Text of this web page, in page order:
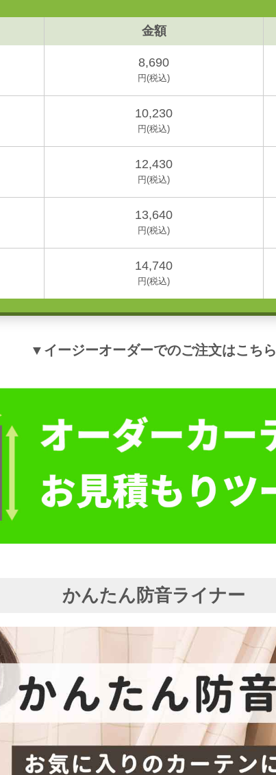
金額
8,690
円(税込)
10,230
円(税込)
12,430
円(税込)
13,640
円(税込)
14,740
円(税込)
▼イージーオーダーでのご注文はこちら
かんたん防音ライナー